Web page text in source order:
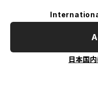
日本国